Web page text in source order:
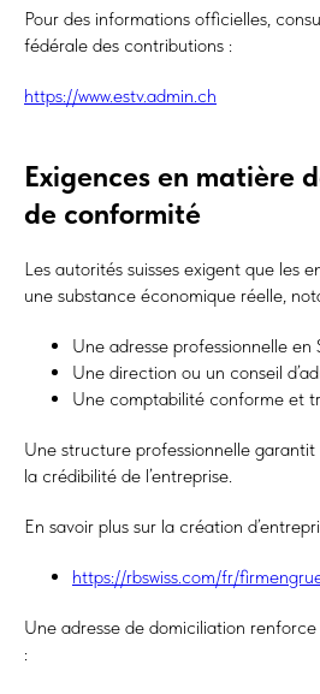
Pour des informations officielles,
fédérale des contributions :
https://www.estv.admin.ch
Exigences en matière
de conformité
Les autorités suisses exigent que les
une substance économique réelle,
Une adresse professionnelle en
Une direction ou un conseil
Une comptabilité conforme et
Une structure professionnelle
la crédibilité de l’entreprise.
En savoir plus sur la création
https://rbswiss.com/fr/
Une adresse de domiciliation
: